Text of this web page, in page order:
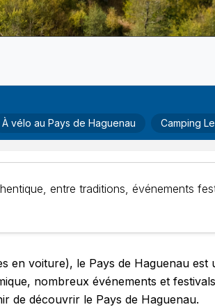
À vélo au Pays de Haguenau Camping
entre traditions, événements
en voiture), le Pays de Haguenau
nombreux événements et
de découvrir le Pays de Haguenau.